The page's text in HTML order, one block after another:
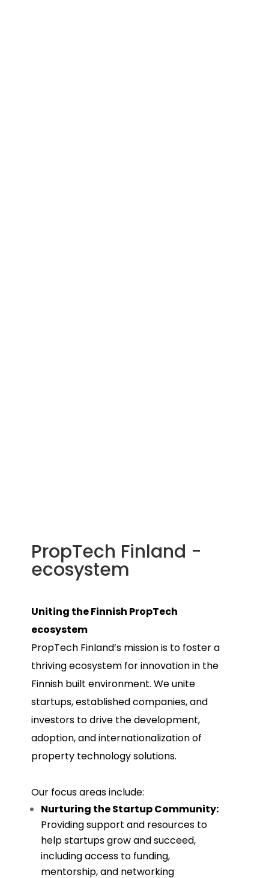
PropTech Finland -
ecosystem
Uniting the Finnish PropTech
ecosystem
PropTech Finland’s mission is to foster a
thriving ecosystem for innovation in the
Finnish built environment. We unite
startups, established companies, and
investors to drive the development,
adoption, and internationalization of
property technology solutions.
Our focus areas include:
Nurturing the Startup Community:
Providing support and resources to
help startups grow and succeed,
including access to funding,
mentorship, and networking